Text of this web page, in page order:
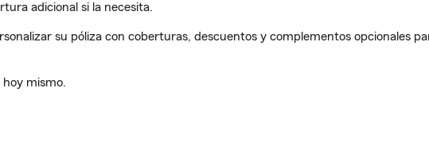
adicional si la necesita.
su póliza con coberturas, descuentos y complementos opcionales
hoy mismo.